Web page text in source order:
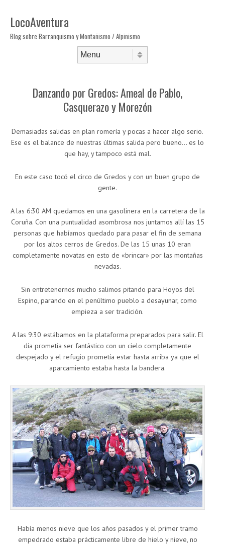
LocoAventura
Blog sobre Barranquismo y Montañismo / Alpinismo
Danzando por Gredos: Ameal de Pablo,
Casquerazo y Morezón
Demasiadas salidas en plan romería y pocas a hacer algo serio.
Ese es el balance de nuestras últimas salida pero bueno… es lo
que hay, y tampoco está mal.
En este caso tocó el circo de Gredos y con un buen grupo de
gente.
A las 6:30 AM quedamos en una gasolinera en la carretera de la
Coruña. Con una puntualidad asombrosa nos juntamos allí las 15
personas que habíamos quedado para pasar el fin de semana
por los altos cerros de Gredos. De las 15 unas 10 eran
completamente novatas en esto de «brincar» por las montañas
nevadas.
Sin entretenernos mucho salimos pitando para Hoyos del
Espino, parando en el penúltimo pueblo a desayunar, como
empieza a ser tradición.
A las 9:30 estábamos en la plataforma preparados para salir. El
día prometía ser fantástico con un cielo completamente
despejado y el refugio prometía estar hasta arriba ya que el
aparcamiento estaba hasta la bandera.
Había menos nieve que los años pasados y el primer tramo
empedrado estaba prácticamente libre de hielo y nieve, no